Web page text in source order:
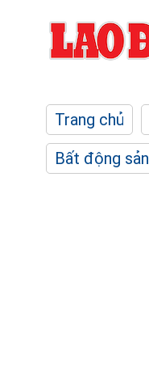
Trang chủ
Bất động sản